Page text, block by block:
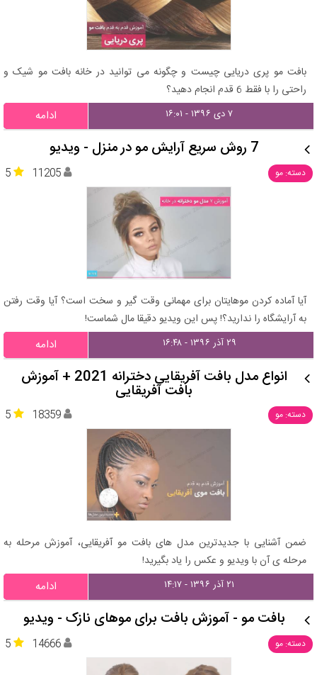
بافت مو پری دریایی چیست و چگونه می توانید در خانه بافت مو شیک و
راحتی را با فقط 6 قدم انجام دهید؟
۷ دی ۱۳۹۶ - ۱۶:۰۱ ادامه
7 روش سریع آرایش مو در منزل - ویدیو
دسته: مو 5 11205
آیا آماده کردن موهایتان برای مهمانی وقت گیر و سخت است؟ آیا وقت رفتن
به آرایشگاه را ندارید؟! پس این ویدیو دقیقا مال شماست!
۲۹ آذر ۱۳۹۶ - ۱۶:۴۸ ادامه
انواع مدل بافت آفریقایی دخترانه 2021 + آموزش
بافت آفریقایی
دسته: مو 5 18359
ضمن آشنایی با جدیدترین مدل های بافت مو آفریقایی، آموزش مرحله به
مرحله ی آن با ویدیو و عکس را یاد بگیرید!
۲۱ آذر ۱۳۹۶ - ۱۴:۱۷ ادامه
بافت مو - آموزش بافت برای موهای نازک - ویدیو
دسته: مو 5 14666